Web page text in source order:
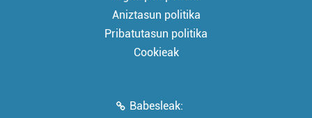
Aniztasun politika
Pribatutasun politika
Cookieak
Babesleak: